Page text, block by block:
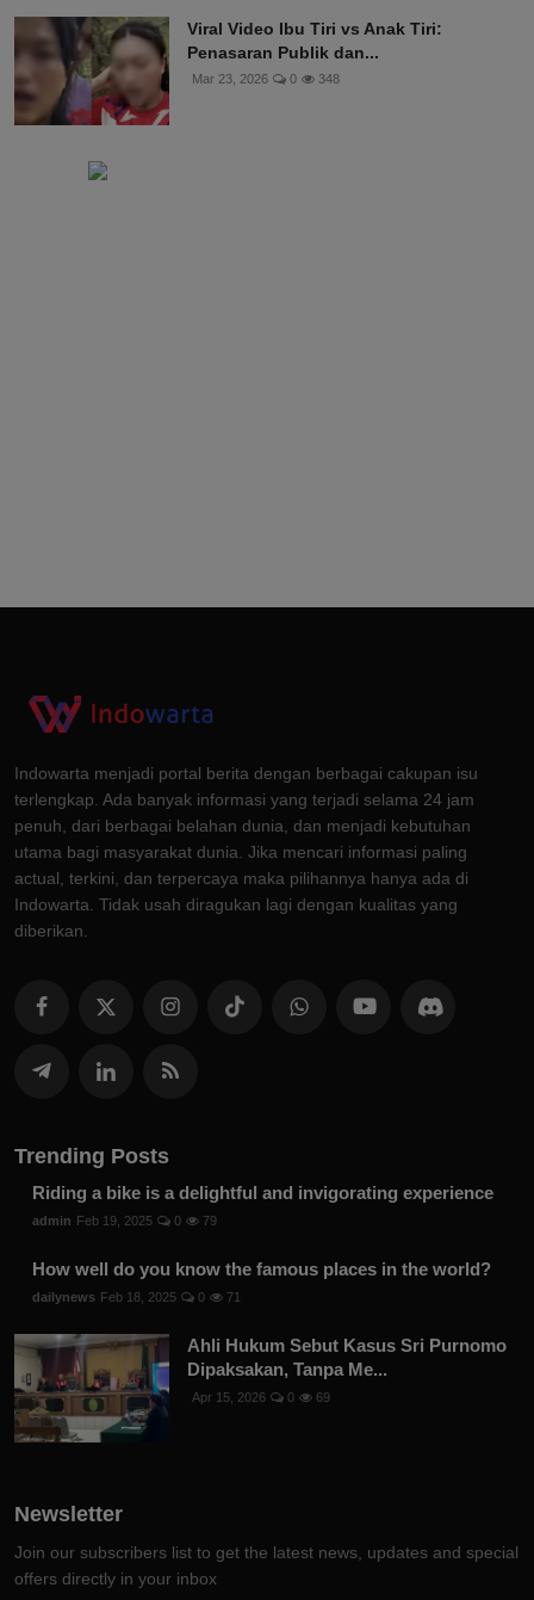
Viral Video Ibu Tiri vs Anak Tiri:
Penasaran Publik dan...
Mar 23, 2026 0 348
Indowarta menjadi portal berita dengan berbagai cakupan isu
terlengkap. Ada banyak informasi yang terjadi selama 24 jam
penuh, dari berbagai belahan dunia, dan menjadi kebutuhan
utama bagi masyarakat dunia. Jika mencari informasi paling
actual, terkini, dan terpercaya maka pilihannya hanya ada di
Indowarta. Tidak usah diragukan lagi dengan kualitas yang
diberikan.
Trending Posts
Riding a bike is a delightful and invigorating experience
admin Feb 19, 2025 0 79
How well do you know the famous places in the world?
dailynews Feb 18, 2025 0 71
Ahli Hukum Sebut Kasus Sri Purnomo
Dipaksakan, Tanpa Me...
Apr 15, 2026 0 69
Newsletter
Join our subscribers list to get the latest news, updates and special
offers directly in your inbox